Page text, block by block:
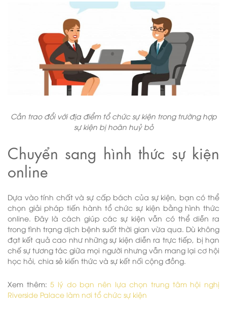
Cần trao đổi với địa điểm tổ chức sự kiện trong trường hợp
sự kiện bị hoãn huỷ bỏ
Chuyển sang hình thức sự kiện
online
Dựa vào tính chất và sự cấp bách của sự kiện, bạn có thể
chọn giải pháp tiến hành tổ chức sự kiện bằng hình thức
online. Đây là cách giúp các sự kiện vẫn có thể diễn ra
trong tình trạng dịch bệnh suốt thời gian vừa qua. Dù không
đạt kết quả cao như những sự kiện diễn ra trực tiếp, bị hạn
chế sự tương tác giữa mọi người nhưng vẫn mang lại cơ hội
học hỏi, chia sẻ kiến thức và sự kết nối cộng đồng.
Xem thêm:5 lý do bạn nên lựa chọn trung tâm hội nghị
Riverside Palace làm nơi tổ chức sự kiện